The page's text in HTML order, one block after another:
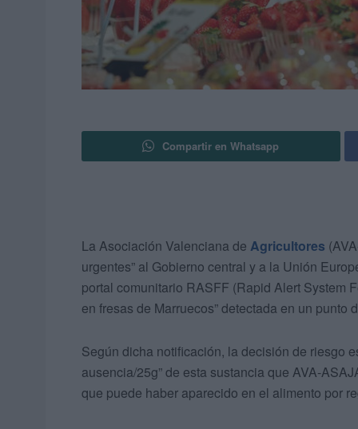
Compartir en Whatsapp
La Asociación Valenciana de Agricultores
urgentes” al Gobierno central y a la Unión
portal comunitario RASFF (Rapid Alert System
en fresas de Marruecos” detectada en un punto
Según dicha notificación, la decisión de riesgo
ausencia/25g” de esta sustancia que AVA-
que puede haber aparecido en el alimento por